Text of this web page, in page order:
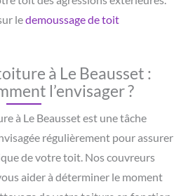
ledemoussage de toit
à Le Beausset :
l’envisager ?
à Le Beausset est une tâche
régulièrement pour assurer
de votre toit. Nos couvreurs
aider à déterminer le moment